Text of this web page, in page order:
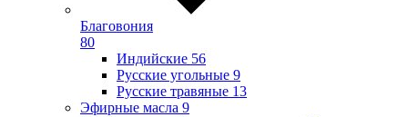
Благовония
80
Индийские 56
Русские угольные 9
Русские травяные 13
Эфирные масла 9